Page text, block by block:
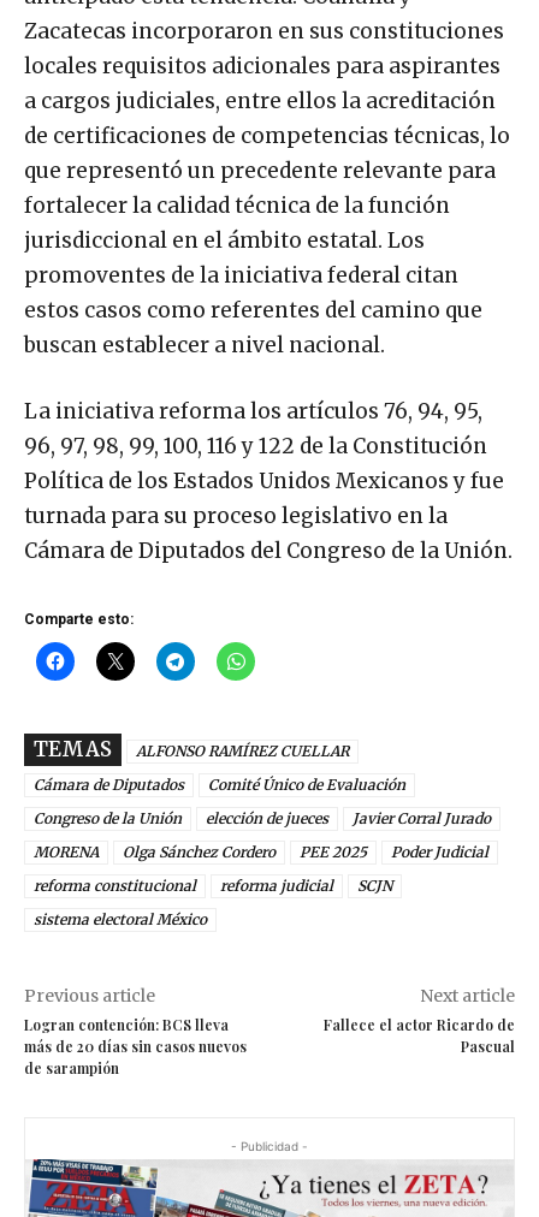
Zacatecas incorporaron en sus constituciones
locales requisitos adicionales para aspirantes
a cargos judiciales, entre ellos la acreditación
de certificaciones de competencias técnicas, lo
que representó un precedente relevante para
fortalecer la calidad técnica de la función
jurisdiccional en el ámbito estatal. Los
promoventes de la iniciativa federal citan
estos casos como referentes del camino que
buscan establecer a nivel nacional.
La iniciativa reforma los artículos 76, 94, 95,
96, 97, 98, 99, 100, 116 y 122 de la Constitución
Política de los Estados Unidos Mexicanos y fue
turnada para su proceso legislativo en la
Cámara de Diputados del Congreso de la Unión.
Comparte esto:
TEMAS
ALFONSO RAMÍREZ CUELLAR
Cámara de Diputados
Comité Único de Evaluación
Congreso de la Unión
elección de jueces
Javier Corral Jurado
MORENA
Olga Sánchez Cordero PEE 2025
Poder Judicial
reforma constitucional
reforma judicial
SCJN
sistema electoral México
Previous article
Logran contención: BCS lleva
más de 20 días sin casos nuevos
de sarampión
Next article
Fallece el actor Ricardo de
Pascual
- Publicidad -